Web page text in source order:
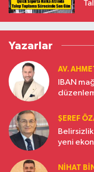
Yazarlar
AV.
IBAN
ŞEREF
yeni
NIHAT